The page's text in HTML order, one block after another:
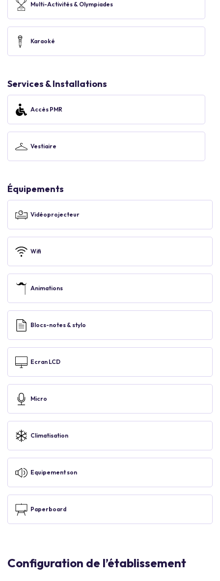
Multi-Activités & Olympiades
Karaoké
Services & Installations
Accès PMR
Vestiaire
Équipements
Vidéoprojecteur
Wifi
Animations
Blocs-notes & stylo
Ecran LCD
Micro
Climatisation
Equipement son
Paperboard
Configuration de l’établissement